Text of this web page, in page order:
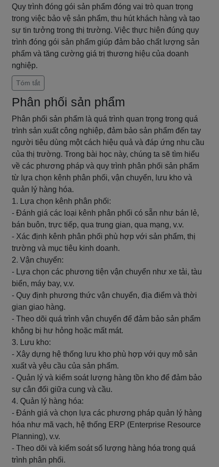
Quy trình đóng gói sản phẩm đóng vai trò quan trọng
trong việc bảo vệ sản phẩm, thu hút khách hàng và tạo
sự tin tưởng trong thị trường. Việc thực hiện đúng quy
trình đóng gói sản phẩm giúp đảm bảo chất lượng sản
phẩm và tăng cường giá trị thương hiệu của doanh
nghiệp.
Tóm tắt
Phân phối sản phẩm
Phân phối sản phẩm là quá trình quan trọng trong quá
trình sản xuất công nghiệp, đảm bảo sản phẩm đến tay
người tiêu dùng một cách hiệu quả và đáp ứng nhu cầu
của thị trường. Trong bài học này, chúng ta sẽ tìm hiểu
về các phương pháp và quy trình phân phối sản phẩm
từ lựa chọn kênh phân phối, vận chuyển, lưu kho và
quản lý hàng hóa.
1. Lựa chọn kênh phân phối:
- Đánh giá các loại kênh phân phối có sẵn như bán lẻ,
bán buôn, trực tiếp, qua trung gian, qua mạng, v.v.
- Xác định kênh phân phối phù hợp với sản phẩm, thị
trường và mục tiêu kinh doanh.
2. Vận chuyển:
- Lựa chọn các phương tiện vận chuyển như xe tải, tàu
biển, máy bay, v.v.
- Quy định phương thức vận chuyển, địa điểm và thời
gian giao hàng.
- Theo dõi quá trình vận chuyển để đảm bảo sản phẩm
không bị hư hỏng hoặc mất mát.
3. Lưu kho:
- Xây dựng hệ thống lưu kho phù hợp với quy mô sản
xuất và yêu cầu của sản phẩm.
- Quản lý và kiểm soát lượng hàng tồn kho để đảm bảo
sự cân đối giữa cung và cầu.
4. Quản lý hàng hóa:
- Đánh giá và chọn lựa các phương pháp quản lý hàng
hóa như mã vạch, hệ thống ERP (Enterprise Resource
Planning), v.v.
- Theo dõi và kiểm soát số lượng hàng hóa trong quá
trình phân phối.